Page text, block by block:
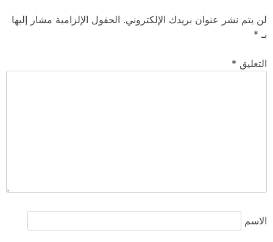
لن يتم نشر عنوان بريدك الإلكتروني. الحقول الإلزامية مشار إليها
بـ *
التعليق *
الاسم